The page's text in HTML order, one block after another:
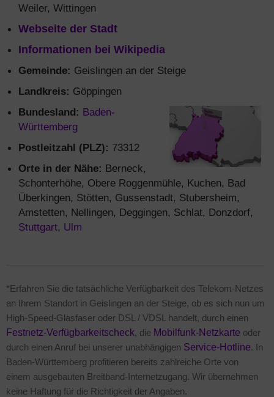
Weiler, Wittingen
Webseite der Stadt
Informationen bei Wikipedia
Gemeinde: Geislingen an der Steige
Landkreis: Göppingen
Bundesland: Baden-
Württemberg
Postleitzahl (PLZ): 73312
Orte in der Nähe: Berneck,
Schonterhöhe, Obere Roggenmühle, Kuchen, Bad
Überkingen, Stötten, Gussenstadt, Stubersheim,
Amstetten, Nellingen, Deggingen, Schlat, Donzdorf,
Stuttgart, Ulm
*Erfahren Sie die tatsächliche Verfügbarkeit des Telekom-Netzes
an Ihrem Standort in Geislingen an der Steige, ob es sich nun um
High-Speed-Glasfaser oder DSL / VDSL handelt, durch einen
Festnetz-Verfügbarkeitscheck, die Mobilfunk-Netzkarte oder
durch einen Anruf bei unserer unabhängigen Service-Hotline. In
Baden-Württemberg profitieren bereits zahlreiche Orte von
einem ausgebauten Breitband-Internetzugang. Wir übernehmen
keine Haftung für die Richtigkeit der Angaben.